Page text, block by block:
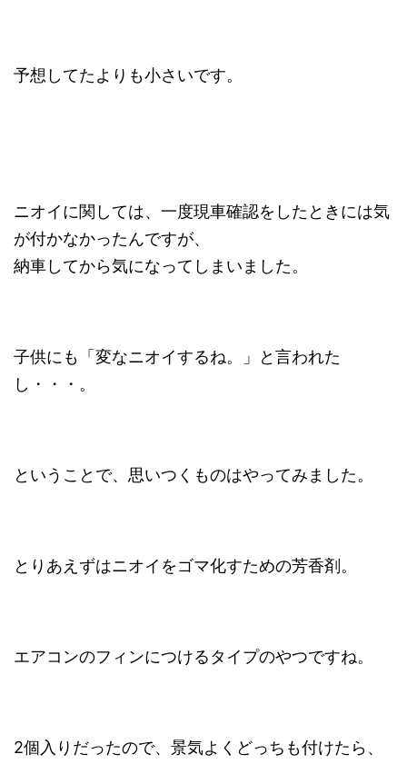
予想してたよりも小さいです。
ニオイに関しては、一度現車確認をしたときには気
が付かなかったんですが、
納車してから気になってしまいました。
子供にも「変なニオイするね。」と言われた
し・・・。
ということで、思いつくものはやってみました。
とりあえずはニオイをゴマ化すための芳香剤。
エアコンのフィンにつけるタイプのやつですね。
2個入りだったので、景気よくどっちも付けたら、